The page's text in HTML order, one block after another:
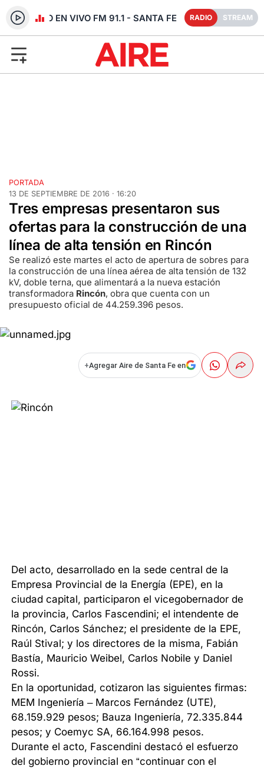
RADIO EN VIVO FM 91.1 - SANTA FE RADIO STREAM
PORTADA
13 DE SEPTIEMBRE DE 2016 · 16:20
Tres empresas presentaron sus
ofertas para la construcción de una
línea de alta tensión en Rincón
Se realizó este martes el acto de apertura de sobres para
la construcción de una línea aérea de alta tensión de 132
kV, doble terna, que alimentará a la nueva estación
transformadora Rincón, obra que cuenta con un
presupuesto oficial de 44.259.396 pesos.
+Agregar Aire de Santa Fe en
Del acto, desarrollado en la sede central de la
Empresa Provincial de la Energía (EPE), en la
ciudad capital, participaron el vicegobernador de
la provincia, Carlos Fascendini; el intendente de
Rincón, Carlos Sánchez; el presidente de la EPE,
Raúl Stival; y los directores de la misma, Fabián
Bastía, Mauricio Weibel, Carlos Nobile y Daniel
Rossi.
En la oportunidad, cotizaron las siguientes firmas:
MEM Ingeniería – Marcos Fernández (UTE),
68.159.929 pesos; Bauza Ingeniería, 72.335.844
pesos; y Coemyc SA, 66.164.998 pesos.
Durante el acto, Fascendini destacó el esfuerzo
del gobierno provincial en “continuar con el